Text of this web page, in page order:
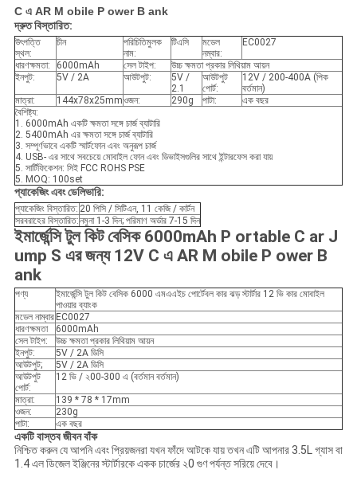
C এ AR M obile P ower B ank
দ্রুত বিস্তারিত:
উৎপত্তি
স্থল:
চীন
পরিচিতিমুলক
নাম:
টিএসি
মডেল
নম্বার:
EC0027
ধারণক্ষমতা: 6000mAh সেল টাইপ:
উচ্চ ক্ষমতা প্রকার লিথিয়াম আয়ন
ইনপুট:
5V / 2A আউটপুট:
5V /
2.1
আউটপুট
পোর্ট:
12V / 200-400A (পিক
বর্তমান)
মাত্রা:
144x78x25mmওজন: 290g পাটা:
এক বছর
বৈশিষ্ট্য:
1. 6000mAh একটি ক্ষমতা সঙ্গে চার্জ ব্যাটারি
2. 5400mAh এর ক্ষমতা সঙ্গে চার্জ ব্যাটারি
3. সম্পূর্ণভাবে একটি স্মার্টফোন এবং অনুরূপ চার্জ
4. USB- এর সাথে সবচেয়ে মোবাইল ফোন এবং ডিভাইসগুলির সাথে ইন্টারফেস করা যায়
5. সার্টিফিকেশন: সিই FCC ROHS PSE
5. MOQ: 100set
প্যাকেজিং এবং ডেলিভারি:
প্যাকেজিং বিস্তারিত: 20 পিসি / সিটিএন, 11 কেজি / কার্টন
সরবরাহের বিস্তারিত:নমুনা 1-3 দিন; পরিমাণ অর্ডার 7-15 দিন
ইমার্জেন্সি টুল কিট বেসিক 6000mAh P ortable C ar J
ump S এর জন্য 12V C এ AR M obile P ower B
ank
পণ্য
ইমার্জেন্সি টুল কিট বেসিক 6000 এমএএইচ পোর্টেবল কার ঝড় স্টার্টার 12 ভি কার মোবাইল
পাওয়ার ব্যাংক
মডেল নাম্বার EC0027
ধারণক্ষমতা
6000mAh
সেল টাইপ:
উচ্চ ক্ষমতা প্রকার লিথিয়াম আয়ন
ইনপুট:
5V / 2A ডিসি
আউটপুট;
5V / 2A ডিসি
আউটপুট
পোর্ট:
12 ভি / ২00-300 এ (বর্তমান বর্তমান)
মাত্রা:
139 * 78 * 17mm
ওজন:
230g
পাটা:
এক বছর
একটি বাস্তব জীবন বাঁক
নিশ্চিত করুন যে আপনি এবং প্রিয়জনরা যখন ফাঁদে আটকে যায় তখন এটি আপনার 3.5L গ্যাস বা
1.4 এল ডিজেল ইঞ্জিনের স্টার্টারকে একক চার্জের ২0 গুণ পর্যন্ত সরিয়ে দেবে।